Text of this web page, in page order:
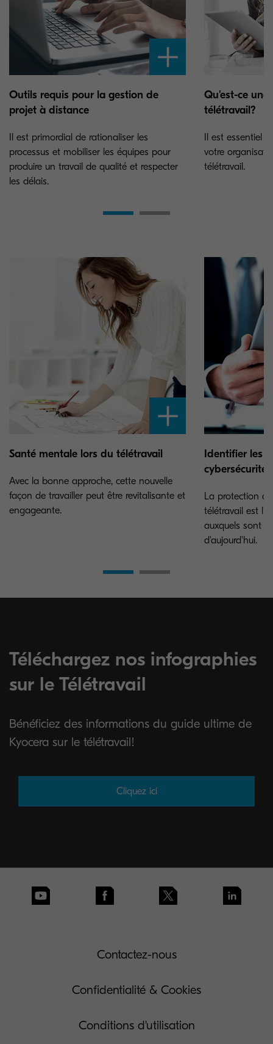
Outils requis pour la gestion de
projet à distance
Il est primordial de rationaliser les
processus et mobiliser les équipes pour
produire un travail de qualité et respecter
les délais.
Qu'est-ce
télétravail?
Il est essentiel
votre
télétravail.
Santé mentale lors du télétravail
Avec la bonne approche, cette nouvelle
façon de travailler peut être revitalisante et
engageante.
Identifier les
cybersécurité
La protection
télétravail est
auxquels sont
d'aujourd'hui.
Téléchargez nos infographies
sur le Télétravail
Bénéficiez des informations du guide ultime de
Kyocera sur le télétravail!
Cliquez ici
Contactez-nous
Confidentialité & Cookies
Conditions d'utilisation